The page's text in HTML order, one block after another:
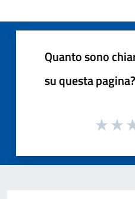
Quanto sono
su questa pagina?